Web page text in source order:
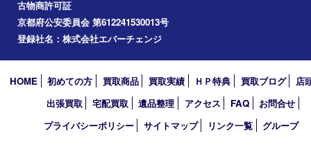
2020年
2019年
2010年
買取大吉 アル･プラザ京田辺店
〒610-0334 京都府京田辺市田辺中央5-2-1